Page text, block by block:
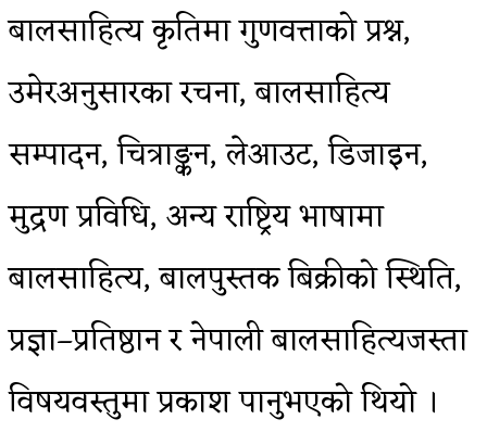
बालसाहित्य कृतिमा गुणवत्ताको प्रश्न,
उमेरअनुसारका रचना, बालसाहित्य
सम्पादन, चित्राङ्कन, लेआउट, डिजाइन,
मुद्रण प्रविधि, अन्य राष्ट्रिय भाषामा
बालसाहित्य, बालपुस्तक बिक्रीको स्थिति,
प्रज्ञा–प्रतिष्ठान र नेपाली बालसाहित्यजस्ता
विषयवस्तुमा प्रकाश पानुभएको थियो ।